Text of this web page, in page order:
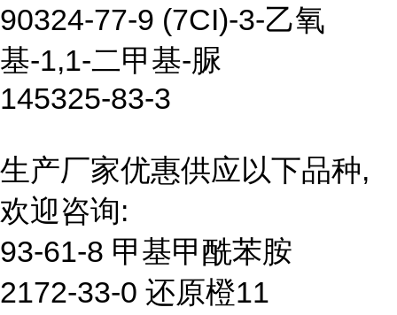
90324-77-9 (7CI)-3-乙氧
基-1,1-二甲基-脲
145325-83-3
生产厂家优惠供应以下品种,
欢迎咨询:
93-61-8 甲基甲酰苯胺
2172-33-0 还原橙11